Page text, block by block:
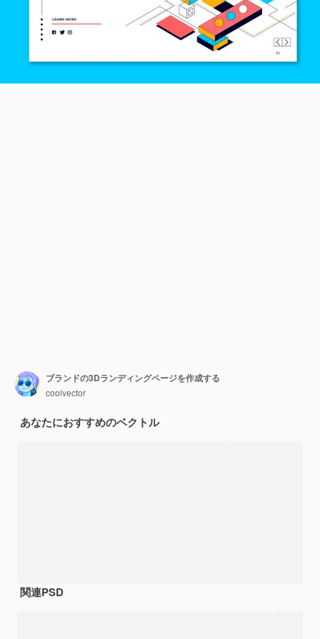
ブランドの3Dランディングページを作成する
coolvector
あなたにおすすめのベクトル
関連PSD